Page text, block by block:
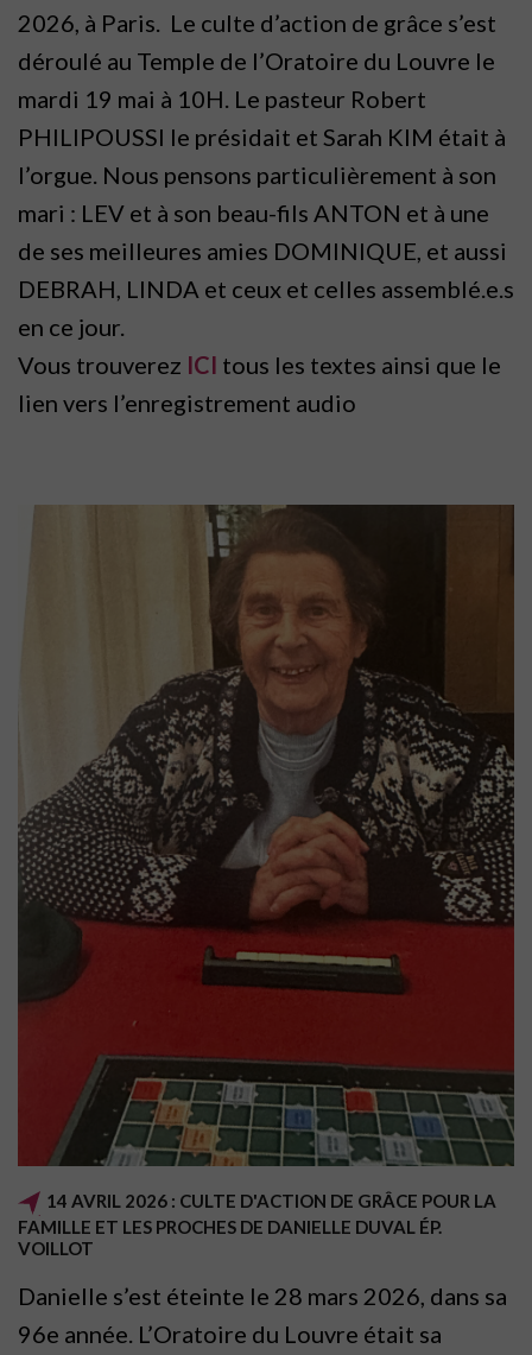
2026, à Paris. Le culte d’action de grâce s’est
déroulé au Temple de l’Oratoire du Louvre le
mardi 19 mai à 10H. Le pasteur Robert
PHILIPOUSSI le présidait et Sarah KIM était à
l’orgue. Nous pensons particulièrement à son
mari : LEV et à son beau-fils ANTON et à une
de ses meilleures amies DOMINIQUE, et aussi
DEBRAH, LINDA et ceux et celles assemblé.e.s
en ce jour.
Vous trouverez ICI tous les textes ainsi que le
lien vers l’enregistrement audio
14 AVRIL 2026 : CULTE D'ACTION DE GRÂCE POUR LA
FAMILLE ET LES PROCHES DE DANIELLE DUVAL ÉP.
VOILLOT
Danielle s’est éteinte le 28 mars 2026, dans sa
96e année. L’Oratoire du Louvre était sa